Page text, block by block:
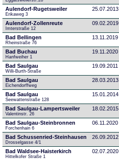
Aulendorf-Rugetsweiler
Erikaweg 3
25.07.2013
Aulendorf-Zollenreute
Imterstraße 12
09.02.2019
Bad Bellingen
Rheinstraße 76
13.11.2019
Bad Buchau
Hanfweiher 1
19.11.2020
Bad Saulgau
Willi-Burth-Straße
19.09.2011
Bad Saulgau
Eichendorffweg
28.03.2013
Bad Saulgau
Seewattenstraße 128
15.01.2014
Bad Saulgau-Lampertsweiler
Valentinstr. 26
18.02.2015
Bad Saulgau-Steinbronnen
Forchenhain 6
06.11.2020
Bad Schussenried-Steinhausen
Drosselgasse 4/1
26.09.2012
Bad Waldsee-Haisterkirch
Hittelkofer Straße 1
02.07.2020